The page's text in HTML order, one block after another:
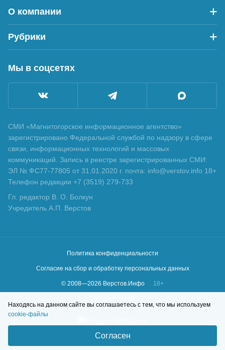
О компании
Рубрики
Мы в соцсетях
СМИ «Магнитогорское информационное агентство»
зарегистрировано Федеральной службой по надзору в сфере
связи, информационных технологий и массовых
коммуникаций. Запись в реестре зарегистрированных СМИ:
ЭЛ № ФС77-77805 от 31.01.2020 г. почта: info@verstov.info 18+
Телефон редакции +7 (3519) 279-733
Гл. редактор В. О. Болкун
Учредитель А.П. Верстов
Политика конфиденциальности
Согласие на сбор и обработку персональных данных
© 2008—2026 Верстов.Инфо
18+
Находясь на данном сайте вы соглашаетесь с тем, что мы используем
cookie-файлы
Согласен